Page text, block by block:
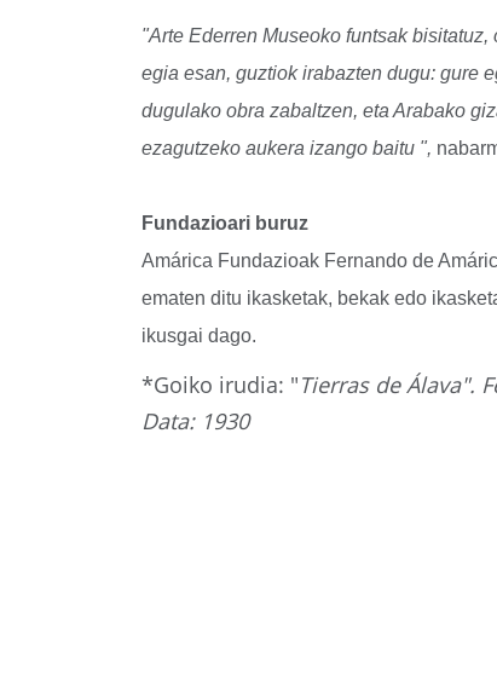
"Arte Ederren Museoko funtsak
egia esan, guztiok irabazten dugu: gure
dugulako obra zabaltzen, eta Arabako
ezagutzeko aukera izango baitu ",
Fundazioari buruz
Amárica Fundazioak Fernando de
ematen ditu ikasketak, bekak edo
ikusgai dago.
*Goiko irudia: "Tierras de Álava".
Data: 1930